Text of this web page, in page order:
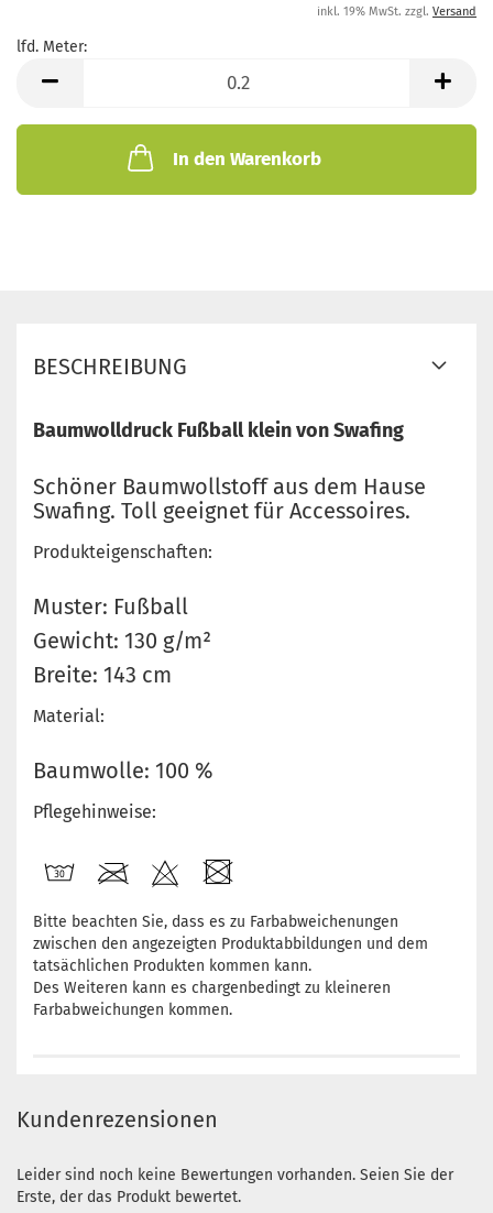
inkl. 19% MwSt. zzgl. Versand
lfd. Meter:
Meter
In den Warenkorb
BESCHREIBUNG
Baumwolldruck Fußball klein von Swafing
Schöner Baumwollstoff aus dem Hause
Swafing. Toll geeignet für Accessoires.
Produkteigenschaften:
Muster: Fußball
Gewicht: 130 g/m²
Breite: 143 cm
Material:
Baumwolle: 100 %
Pflegehinweise:
Bitte beachten Sie, dass es zu Farbabweichenungen
zwischen den angezeigten Produktabbildungen und dem
tatsächlichen Produkten kommen kann.
Des Weiteren kann es chargenbedingt zu kleineren
Farbabweichungen kommen.
Kundenrezensionen
Leider sind noch keine Bewertungen vorhanden. Seien Sie der
Erste, der das Produkt bewertet.